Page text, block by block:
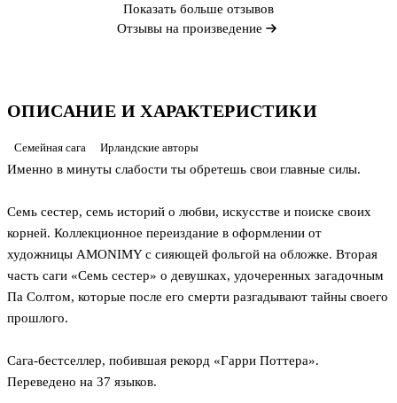
ОПИСАНИЕ И ХАРАКТЕРИСТИКИ
Семейная сага Ирландские авторы
Именно в минуты слабости ты обретешь свои главные силы.
Семь сестер, семь историй о любви, искусстве и поиске своих
корней. Коллекционное переиздание в оформлении от
художницы AMONIMY с сияющей фольгой на обложке. Вторая
часть саги «Семь сестер» о девушках, удочеренных загадочным
Па Солтом, которые после его смерти разгадывают тайны своего
прошлого.
Сага-бестселлер, побившая рекорд «Гарри Поттера».
Переведено на 37 языков.
Показать больше отзывов
Отзывы на произведение